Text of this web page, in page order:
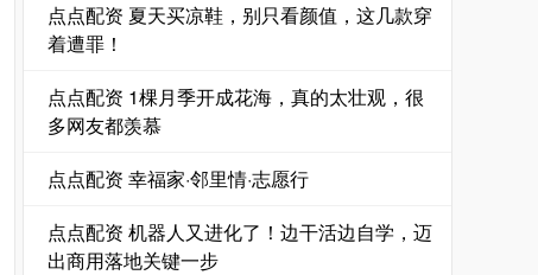
点点配资 夏天买凉鞋，别只看颜值，这几款穿
着遭罪！
点点配资 1棵月季开成花海，真的太壮观，很
多网友都羡慕
点点配资 幸福家·邻里情·志愿行
点点配资 机器人又进化了！边干活边自学，迈
出商用落地关键一步